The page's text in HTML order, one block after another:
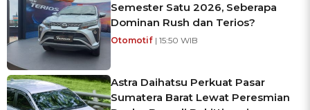
Semester Satu 2026, Seberapa
Dominan Rush dan Terios?
Otomotif | 15:50 WIB
Astra Daihatsu Perkuat Pasar
Sumatera Barat Lewat Peresmian